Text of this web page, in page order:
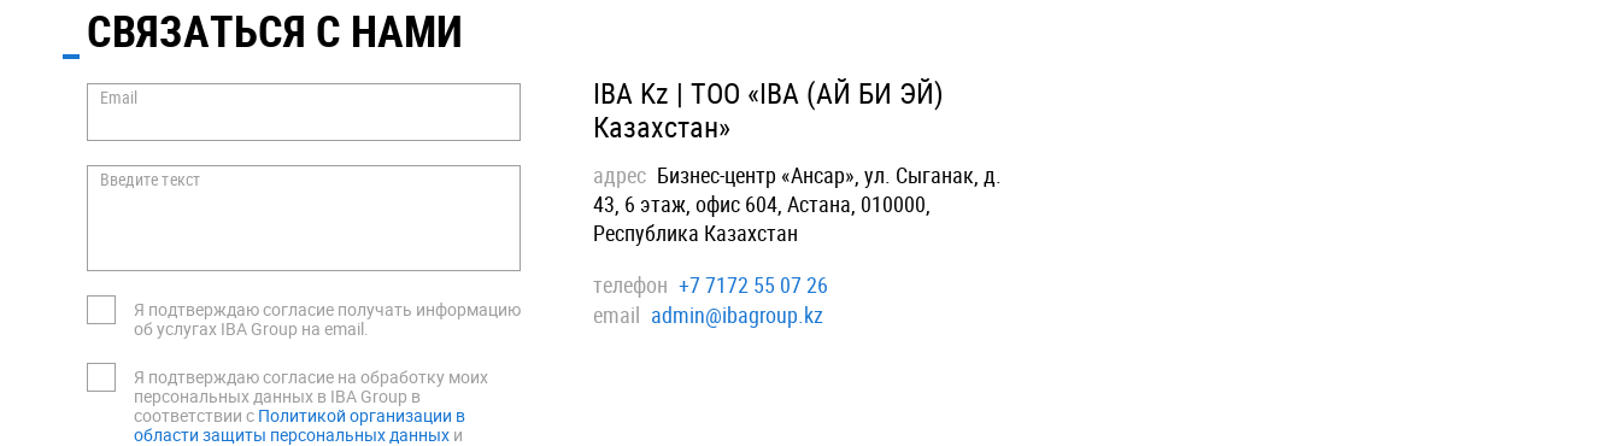
СВЯЗАТЬСЯ С НАМИ
Email
Введите текст
Я подтверждаю согласие получать информацию
об услугах IBA Group на email.
Я подтверждаю согласие на обработку моих
персональных данных в IBA Group в
соответствии с Политикой организации в
области защиты персональных данных и
IBA Kz | ТОО «IBA (АЙ БИ ЭЙ)
Казахстан»
адрес Бизнес-центр «Ансар», ул. Сыганак, д.
43, 6 этаж, офис 604, Астана, 010000,
Республика Казахстан
телефон +7 7172 55 07 26
email admin@ibagroup.kz